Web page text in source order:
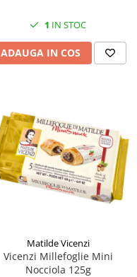
1 IN STOC
ADAUGA IN COS
Matilde Vicenzi
Vicenzi Millefoglie Mini
Nocciola 125g